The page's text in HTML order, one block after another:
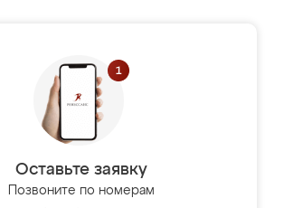
Оставьте заявку
Позвоните по номерам